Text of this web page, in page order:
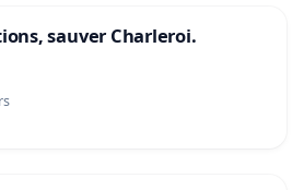
sauver Charleroi.